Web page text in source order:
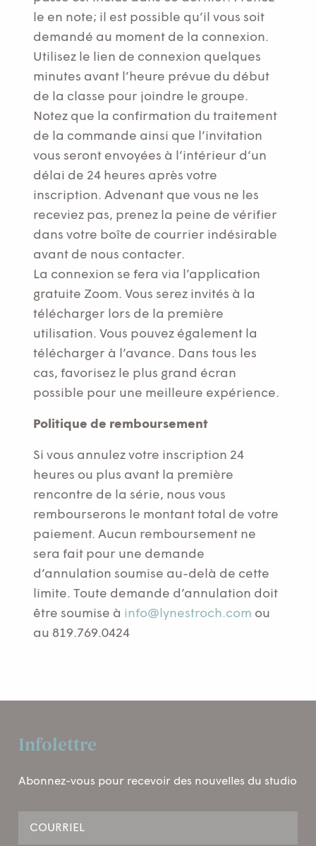
le en note; il est possible qu’il vous soit
demandé au moment de la connexion.
Utilisez le lien de connexion quelques
minutes avant l’heure prévue du début
de la classe pour joindre le groupe.
Notez que la confirmation du traitement
de la commande ainsi que l’invitation
vous seront envoyées à l’intérieur d’un
délai de 24 heures après votre
inscription. Advenant que vous ne les
receviez pas, prenez la peine de vérifier
dans votre boîte de courrier indésirable
avant de nous contacter.
La connexion se fera via l’application
gratuite Zoom. Vous serez invités à la
télécharger lors de la première
utilisation. Vous pouvez également la
télécharger à l’avance. Dans tous les
cas, favorisez le plus grand écran
possible pour une meilleure expérience.
Politique de remboursement
Si vous annulez votre inscription 24
heures ou plus avant la première
rencontre de la série, nous vous
rembourserons le montant total de votre
paiement. Aucun remboursement ne
sera fait pour une demande
d’annulation soumise au-delà de cette
limite. Toute demande d’annulation doit
être soumise à info@lynestroch.com ou
au 819.769.0424
Infolettre
Abonnez-vous pour recevoir des nouvelles du studio